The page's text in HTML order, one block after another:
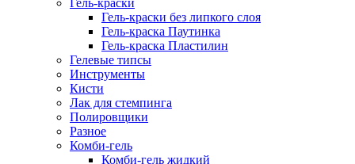
Гель-краски без липкого слоя
Гель-краска Паутинка
Гель-краска Пластилин
Гелевые типсы
Инструменты
Кисти
Лак для стемпинга
Полировщики
Разное
Комби-гель
Комби-гель жидкий